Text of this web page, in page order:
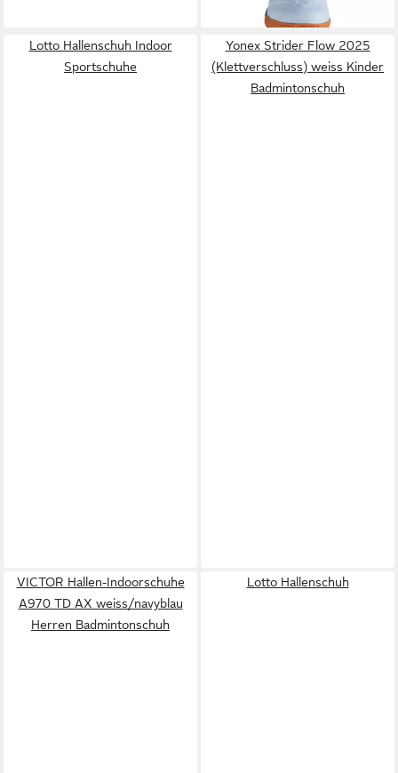
Lotto Hallenschuh Indoor
Sportschuhe
Yonex Strider Flow 2025
(Klettverschluss) weiss Kinder
Badmintonschuh
VICTOR Hallen-Indoorschuhe
A970 TD AX weiss/navyblau
Herren Badmintonschuh
Lotto Hallenschuh